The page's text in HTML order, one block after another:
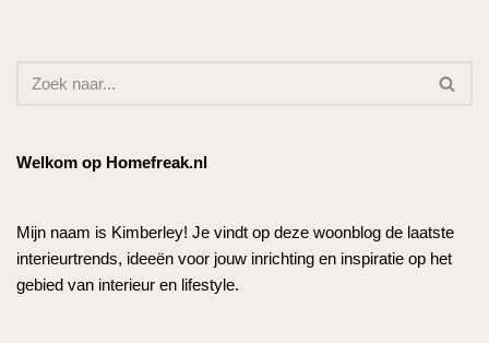
Welkom op Homefreak.nl
Mijn naam is Kimberley! Je vindt op deze woonblog de laatste
interieurtrends, ideeën voor jouw inrichting en inspiratie op het
gebied van interieur en lifestyle.